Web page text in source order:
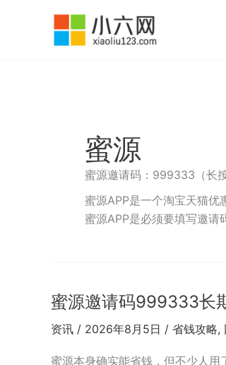
蜜源
蜜源邀请码：999333（长按
蜜源APP是一个淘宝天猫
蜜源APP是必须要填写邀请
蜜源邀请码999333长
资讯 / 2026年8月5日 / 省钱攻略,
蜜源本身确实能省钱，但不少人用